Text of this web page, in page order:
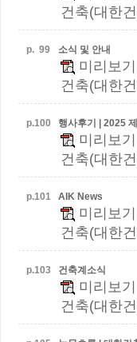
건축(대한
p. 99 소식 및 안내
미리보기
건축(대한
p.100 행사후기 | 2025
미리보기
건축(대한
p.101 AIK News
미리보기
건축(대한
p.103 건축계소식
미리보기
건축(대한